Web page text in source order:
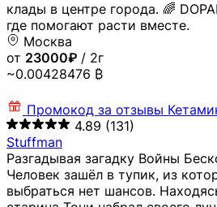
клады в центре города. 🌈
где помогают расти вместе.
Москва
от 23000₽ / 2г
~0.00428476 ₿
Промокод за отзывы
4.89 (131)
Stuffman
Разгадывая загадку Войны
Человек зашёл в тупик, из
выбраться нет шансов.